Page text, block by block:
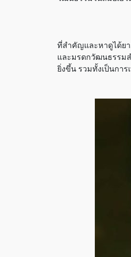
ที่สำคัญและหาดูได้ยา
และมรดกวัฒนธรรม
ยิ่งขึ้น รวมทั้งเป็นกา